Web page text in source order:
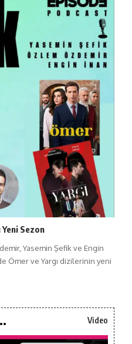
Yeni Sezon
Yasemin Şefik ve Engin
Ömer ve Yargı dizilerinin yeni
Video